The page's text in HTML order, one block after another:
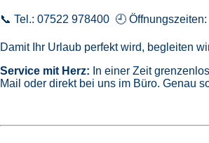
📞 Tel.: 07522 978400 🕘
Damit Ihr Urlaub perfekt wird, begleiten
Service mit Herz: In einer Zeit
Mail oder direkt bei uns im Büro. Genau